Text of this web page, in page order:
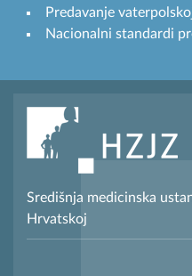
Predavanje
Nacionalni standardi
Središnja medicinska
Hrvatskoj